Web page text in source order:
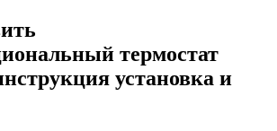
термостат
установка и